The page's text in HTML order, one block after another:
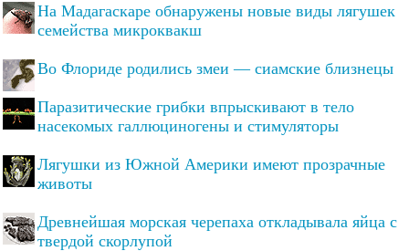
На Мадагаскаре обнаружены новые виды лягушек
семейства микроквакш
Во Флориде родились змеи — сиамские близнецы
Паразитические грибки впрыскивают в тело
насекомых галлюциногены и стимуляторы
Лягушки из Южной Америки имеют прозрачные
животы
Древнейшая морская черепаха откладывала яйца с
твердой скорлупой